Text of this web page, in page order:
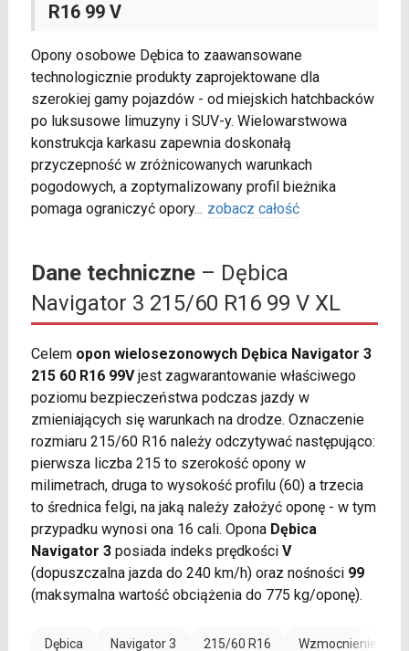
R16 99 V
Opony osobowe Dębica to zaawansowane
technologicznie produkty zaprojektowane dla
szerokiej gamy pojazdów - od miejskich hatchbacków
po luksusowe limuzyny i SUV-y. Wielowarstwowa
konstrukcja karkasu zapewnia doskonałą
przyczepność w zróżnicowanych warunkach
pogodowych, a zoptymalizowany profil bieżnika
pomaga ograniczyć opory... zobacz całość
Dane techniczne– Dębica
Navigator 3 215/60 R16 99 V XL
Celem opon wielosezonowych Dębica Navigator 3
215 60 R16 99Vjest zagwarantowanie właściwego
poziomu bezpieczeństwa podczas jazdy w
zmieniających się warunkach na drodze. Oznaczenie
rozmiaru 215/60 R16 należy odczytywać następująco:
pierwsza liczba 215 to szerokość opony w
milimetrach, druga to wysokość profilu (60) a trzecia
to średnica felgi, na jaką należy założyć oponę - w tym
przypadku wynosi ona 16 cali. Opona Dębica
Navigator 3posiada indeks prędkości V
(dopuszczalna jazda do 240 km/h) oraz nośności 99
(maksymalna wartość obciążenia do 775 kg/oponę).
Dębica Navigator 3 215/60 R16 Wzmocnienie (XL)